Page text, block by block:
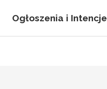
Ogłoszenia i Intencje